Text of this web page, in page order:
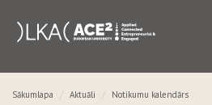
Sākumlapa Aktuāli Notikumu kalendārs